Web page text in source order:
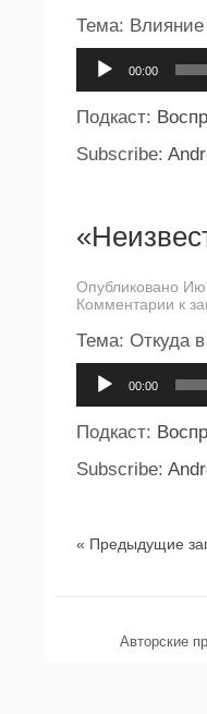
Тема: Влияние
00:00
Подкаст:
Subscribe:
Опубликовано
Комментарии к
Тема: Откуда
00:00
Подкаст:
Subscribe:
« Предыдущие
Авторские